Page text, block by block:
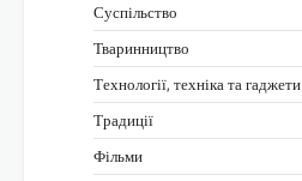
Суспільство
Тваринництво
Технології, техніка та гаджети
Традиції
Фільми